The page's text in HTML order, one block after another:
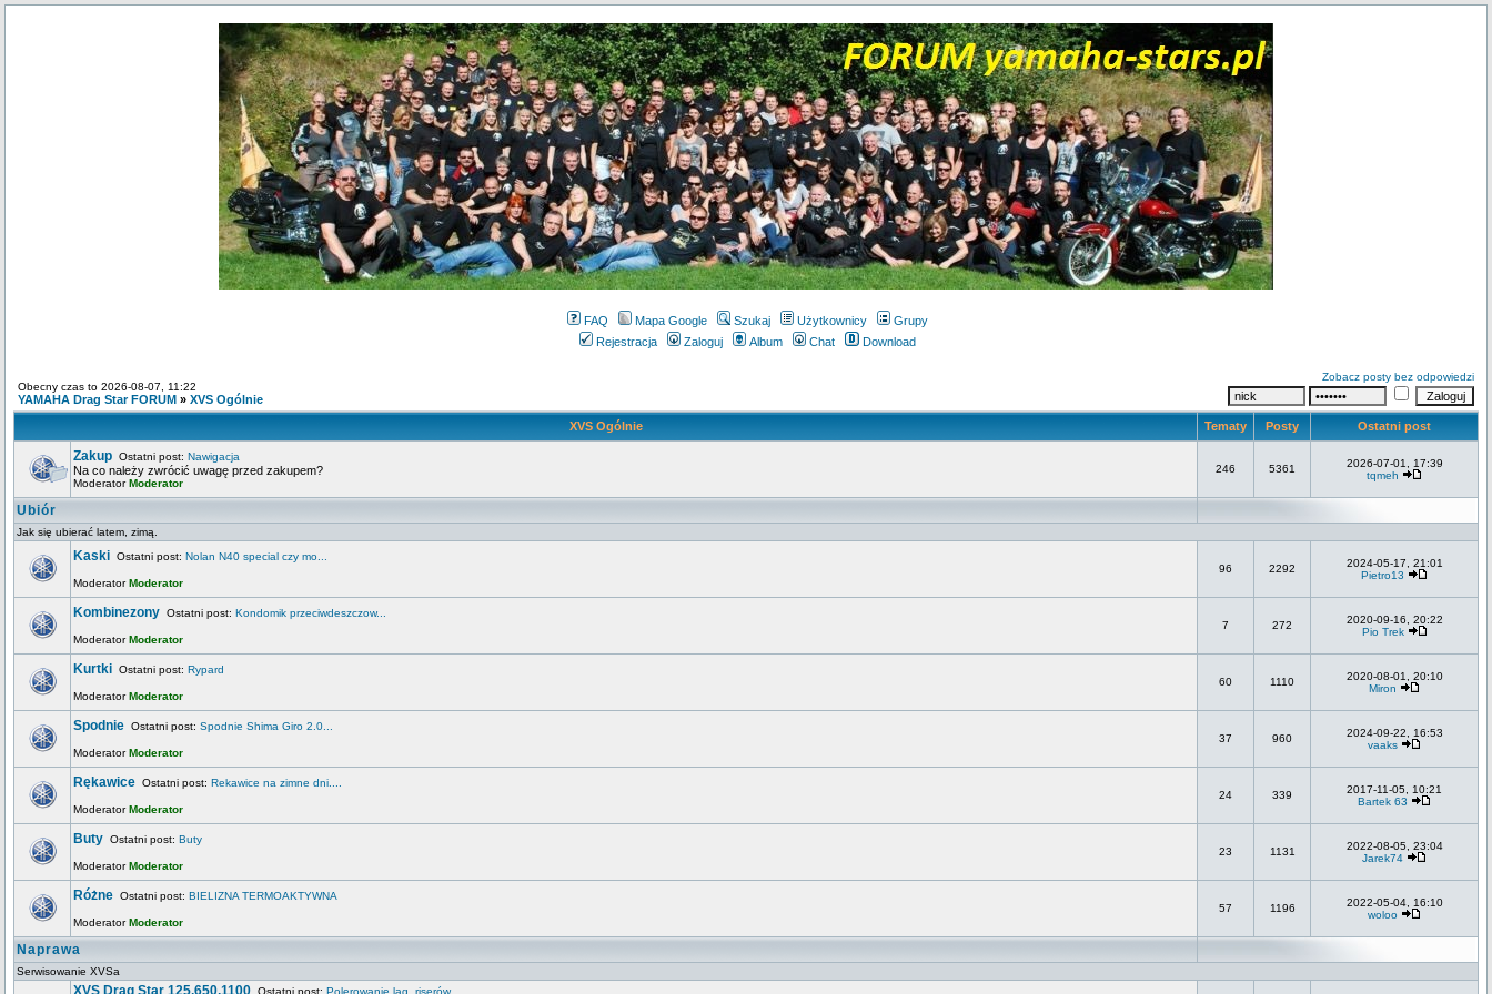
FAQ Mapa Google Szukaj Użytkownicy
Grupy
Rejestracja
Zaloguj Album Chat Download
Obecny czas to 2026-08-07, 11:22
YAMAHA Drag Star FORUM » XVS Ogólnie
Zobacz posty bez odpowiedzi
XVS Ogólnie Tematy Posty Ostatni post
Zakup Ostatni post: Nawigacja
Na co należy zwrócić uwagę przed zakupem?
ModeratorModerator
246 5361
2026-07-01, 17:39
tqmeh
Ubiór
Jak się ubierać latem, zimą.
Kaski Ostatni post: Nolan N40 special czy mo...
ModeratorModerator
96 2292
2024-05-17, 21:01
Pietro13
Kombinezony Ostatni post: Kondomik przeciwdeszczow...
ModeratorModerator
7 272
2020-09-16, 20:22
Pio Trek
Kurtki Ostatni post: Rypard
ModeratorModerator
60 1110
2020-08-01, 20:10
Miron
Spodnie Ostatni post: Spodnie Shima Giro 2.0...
ModeratorModerator
37 960
2024-09-22, 16:53
vaaks
Rękawice Ostatni post: Rekawice na zimne dni....
ModeratorModerator
24 339
2017-11-05, 10:21
Bartek 63
Buty Ostatni post: Buty
ModeratorModerator
23 1131
2022-08-05, 23:04
Jarek74
Różne Ostatni post: BIELIZNA TERMOAKTYWNA
ModeratorModerator
57 1196
2022-05-04, 16:10
woloo
Naprawa
Serwisowanie XVSa
XVS Drag Star 125,650,1100 Ostatni post: Polerowanie lag, riserów...